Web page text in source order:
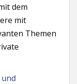
dem
mit
Themen